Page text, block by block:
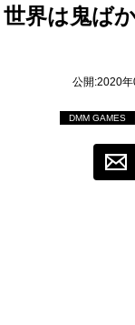
世界は鬼ば
公開:2020年
DMM GAMES